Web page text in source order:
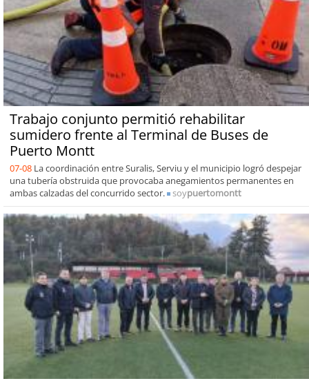
Trabajo conjunto permitió rehabilitar
sumidero frente al Terminal de Buses de
Puerto Montt
07-08 La coordinación entre Suralis, Serviu y el municipio logró despejar
una tubería obstruida que provocaba anegamientos permanentes en
ambas calzadas del concurrido sector.
soypuertomontt